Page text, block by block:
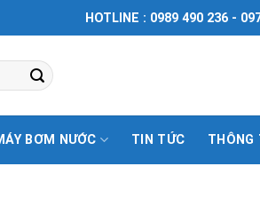
HOTLINE : 0989 490 236 -
BƠM NƯỚC TIN TỨC THÔNG